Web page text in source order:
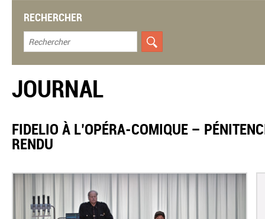
RECHERCHER
JOURNAL
​FIDELIO À L’OPÉRA-COMIQUE –
RENDU